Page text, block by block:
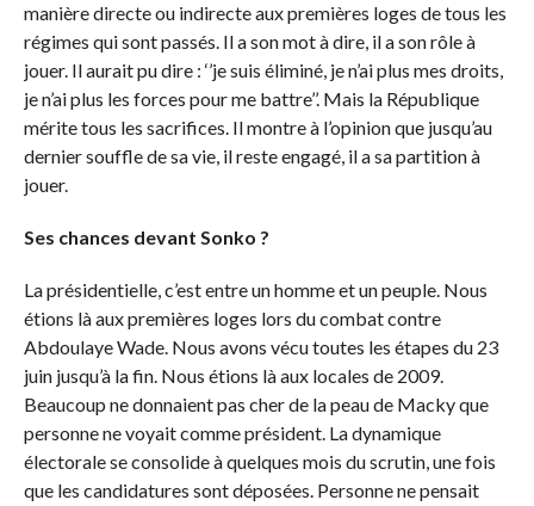
manière directe ou indirecte aux premières loges de tous les
régimes qui sont passés. Il a son mot à dire, il a son rôle à
jouer. Il aurait pu dire : ‘’je suis éliminé, je n’ai plus mes droits,
je n’ai plus les forces pour me battre’’. Mais la République
mérite tous les sacrifices. Il montre à l’opinion que jusqu’au
dernier souffle de sa vie, il reste engagé, il a sa partition à
jouer.
Ses chances devant Sonko ?
La présidentielle, c’est entre un homme et un peuple. Nous
étions là aux premières loges lors du combat contre
Abdoulaye Wade. Nous avons vécu toutes les étapes du 23
juin jusqu’à la fin. Nous étions là aux locales de 2009.
Beaucoup ne donnaient pas cher de la peau de Macky que
personne ne voyait comme président. La dynamique
électorale se consolide à quelques mois du scrutin, une fois
que les candidatures sont déposées. Personne ne pensait